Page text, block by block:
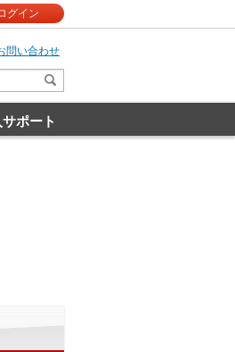
グイン
問い合わせ
ポート